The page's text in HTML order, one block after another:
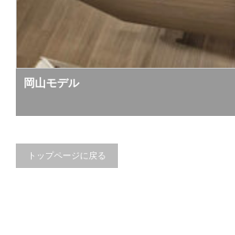
岡山モデル
トップページに戻る